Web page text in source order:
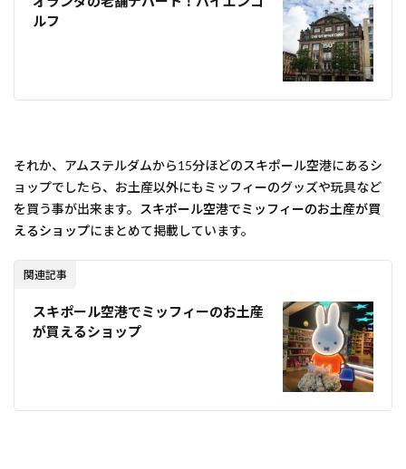
ルフ
それか、アムステルダムから15分ほどのスキポール空港にあるシ
ョップでしたら、お土産以外にもミッフィーのグッズや玩具など
を買う事が出来ます。
スキポール空港でミッフィーのお土産が買
えるショップにまとめて掲載しています。
関連記事
スキポール空港でミッフィーのお土産
が買えるショップ